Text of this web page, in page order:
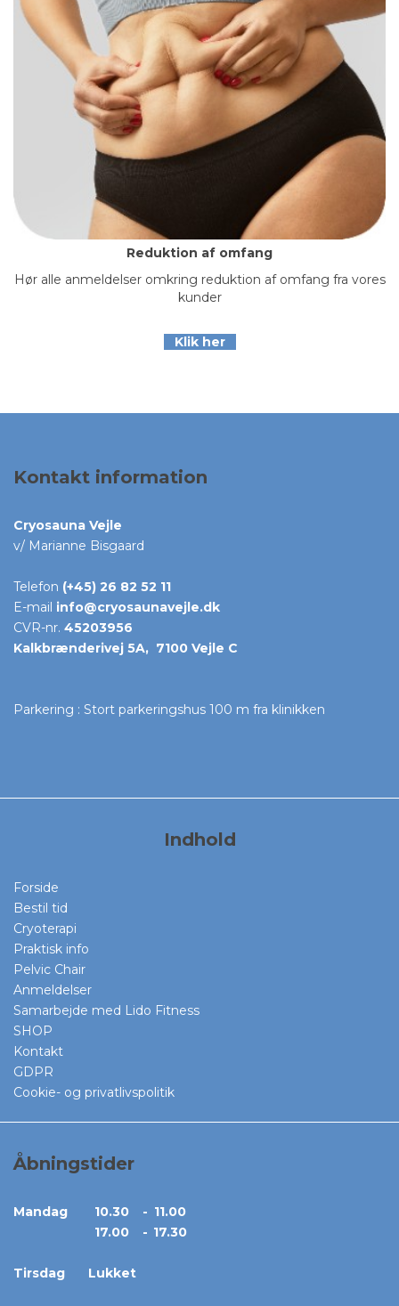
Reduktion af omfang
Hør alle anmeldelser omkring reduktion af omfang fra vores
kunder
Klik her
Kontakt information
Cryosauna Vejle
v/ Marianne Bisgaard
Telefon (+45) 26 82 52 11
E-mail info@cryosaunavejle.dk
CVR-nr. 45203956
Kalkbrænderivej 5A, 7100 Vejle C
Parkering : Stort parkeringshus 100 m fra klinikken
Indhold
Forside
Bestil tid
Cryoterapi
Praktisk info
Pelvic Chair
Anmeldelser
Samarbejde med Lido Fitness
SHOP
Kontakt
GDPR
Cookie- og privatlivspolitik
Åbningstider
Mandag
10.30
17.00
-
-
11.00
17.30
Tirsdag Lukket